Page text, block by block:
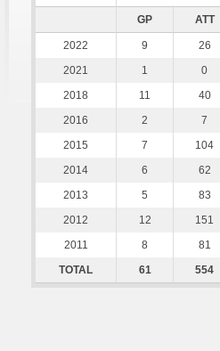
GP ATT
2022 9 26
2021
1 0
2018
11 40
2016
2 7
2015
7 104
2014
6 62
2013
5 83
2012
12 151
2011
8 81
TOTAL
61 554